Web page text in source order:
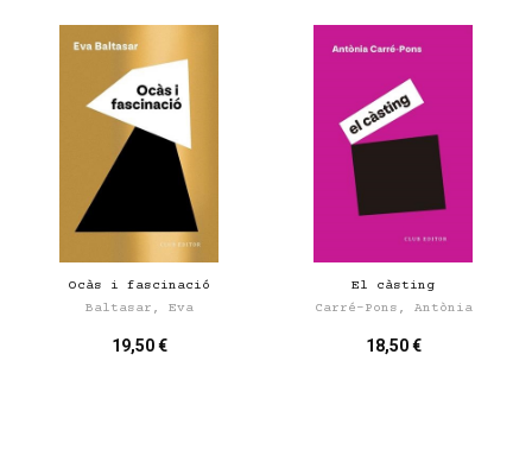
Ocàs i fascinació
Baltasar, Eva
19,50 €
El càsting
Carré-Pons, Antònia
18,50 €